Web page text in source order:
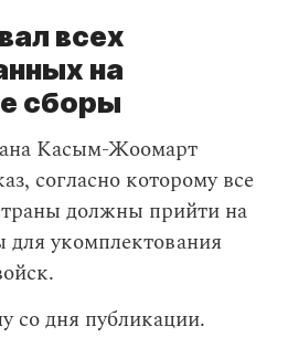
всех
на
сборы
Касым-Жоомарт
согласно которому все
должны прийти на
для укомплектования
со дня публикации.